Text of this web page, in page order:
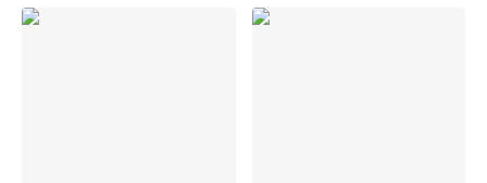
degli animali domestici